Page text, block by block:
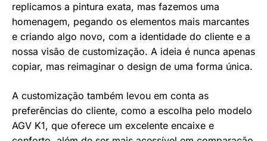
replicamos a pintura exata, mas fazemos uma
homenagem, pegando os elementos mais marcantes
e criando algo novo, com a identidade do cliente e a
nossa visão de customização. A ideia é nunca apenas
copiar, mas reimaginar o design de uma forma única.
A customização também levou em conta as
preferências do cliente, como a escolha pelo modelo
AGV K1, que oferece um excelente encaixe e